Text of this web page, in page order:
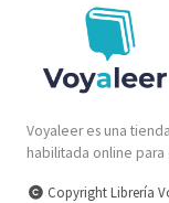
Voyaleer es una
habilitada online para
Copyright Librería